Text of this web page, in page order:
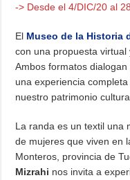
-> Desde el 4/DIC/20 al
El Museo de la Historia
con una propuesta virtual
Ambos formatos
una experiencia
nuestro patrimonio
La randa es un textil una
de mujeres que viven en
Monteros, provincia de
Mizrahi nos invita a